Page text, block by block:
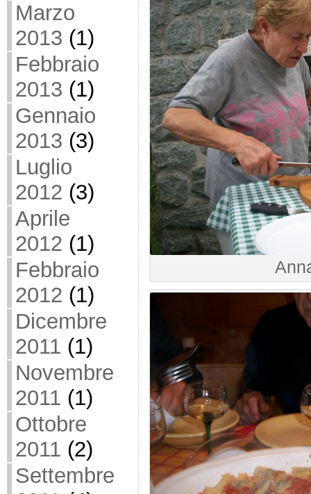
Marzo
2013 (1)
Febbraio
2013 (1)
Gennaio
2013 (3)
Luglio
2012 (3)
Aprile
2012 (1)
Febbraio
2012 (1)
Dicembre
2011 (1)
Novembre
2011 (1)
Ottobre
2011 (2)
Settembre